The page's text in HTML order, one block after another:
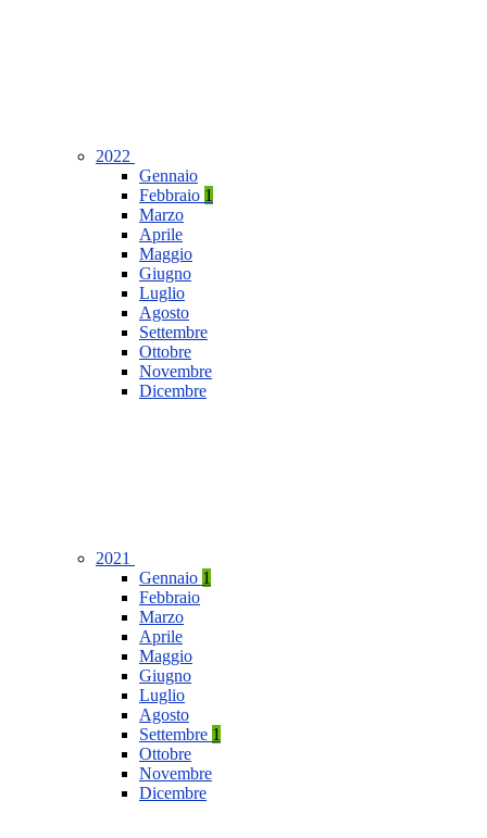
2022
Gennaio
Febbraio 1
Marzo
Aprile
Maggio
Giugno
Luglio
Agosto
Settembre
Ottobre
Novembre
Dicembre
2021
Gennaio 1
Febbraio
Marzo
Aprile
Maggio
Giugno
Luglio
Agosto
Settembre 1
Ottobre
Novembre
Dicembre